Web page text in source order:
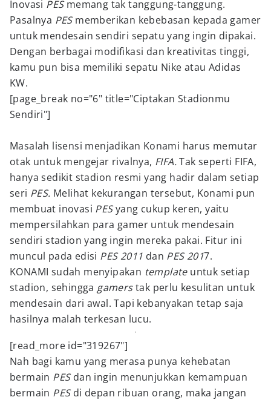
Inovasi PESmemang tak tanggung-tanggung.
Pasalnya PESmemberikan kebebasan kepada gamer
untuk mendesain sendiri sepatu yang ingin dipakai.
Dengan berbagai modifikasi dan kreativitas tinggi,
kamu pun bisa memiliki sepatu Nike atau Adidas
KW.
[page_break no="6" title="Ciptakan Stadionmu
Sendiri"]
Masalah lisensi menjadikan Konami harus memutar
otak untuk mengejar rivalnya, FIFA.Tak seperti FIFA,
hanya sedikit stadion resmi yang hadir dalam setiap
seri PES. Melihat kekurangan tersebut, Konami pun
membuat inovasi PESyang cukup keren, yaitu
mempersilahkan para gamer untuk mendesain
sendiri stadion yang ingin mereka pakai. Fitur ini
muncul pada edisi PES 2011 dan PES 2017.
KONAMI sudah menyipakan templateuntuk setiap
stadion, sehingga gamerstak perlu kesulitan untuk
mendesain dari awal. Tapi kebanyakan tetap saja
hasilnya malah terkesan lucu.
[read_more id="319267"]
Nah bagi kamu yang merasa punya kehebatan
bermain PESdan ingin menunjukkan kemampuan
bermain PESdi depan ribuan orang, maka jangan